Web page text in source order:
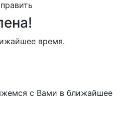
время.
с Вами в ближайшее